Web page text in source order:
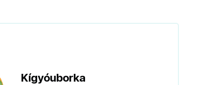
Kígyóuborka